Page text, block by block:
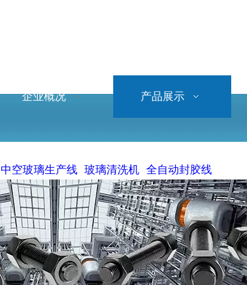
企业概况 产品展示
中空玻璃生产线 玻璃清洗机 全自动封胶线